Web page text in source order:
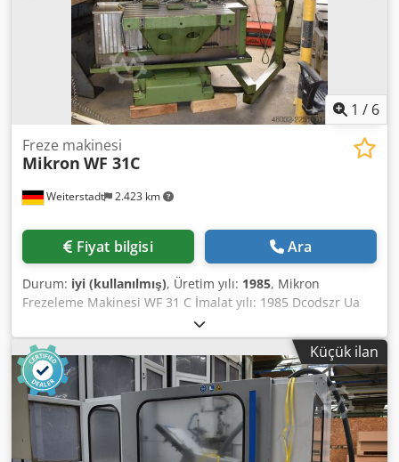
1 / 6
Weiterstadt 2.423 km
Freze makinesi
Mikron WF 31C
Fiyat bilgisi Ara
Durum: iyi (kullanılmış), Üretim yılı: 1985, Mikron
Frezeleme Makinesi WF 31 C İmalat yılı: 1985 Dcodszr Ua
Hjpfx Aipjk Heidenhain TNC 155 kontrol sistemi ile İyi
durumda
Küçük ilan